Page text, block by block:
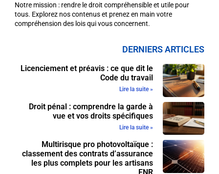
Notre mission : rendre le droit compréhensible et utile pour
tous. Explorez nos contenus et prenez en main votre
compréhension des lois qui vous concernent.
DERNIERS ARTICLES
Licenciement et préavis : ce que dit le
Code du travail
Lire la suite »
Droit pénal : comprendre la garde à
vue et vos droits spécifiques
Lire la suite »
Multirisque pro photovoltaïque :
classement des contrats d’assurance
les plus complets pour les artisans